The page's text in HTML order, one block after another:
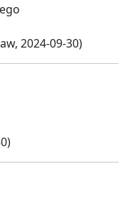
2024-09-30)